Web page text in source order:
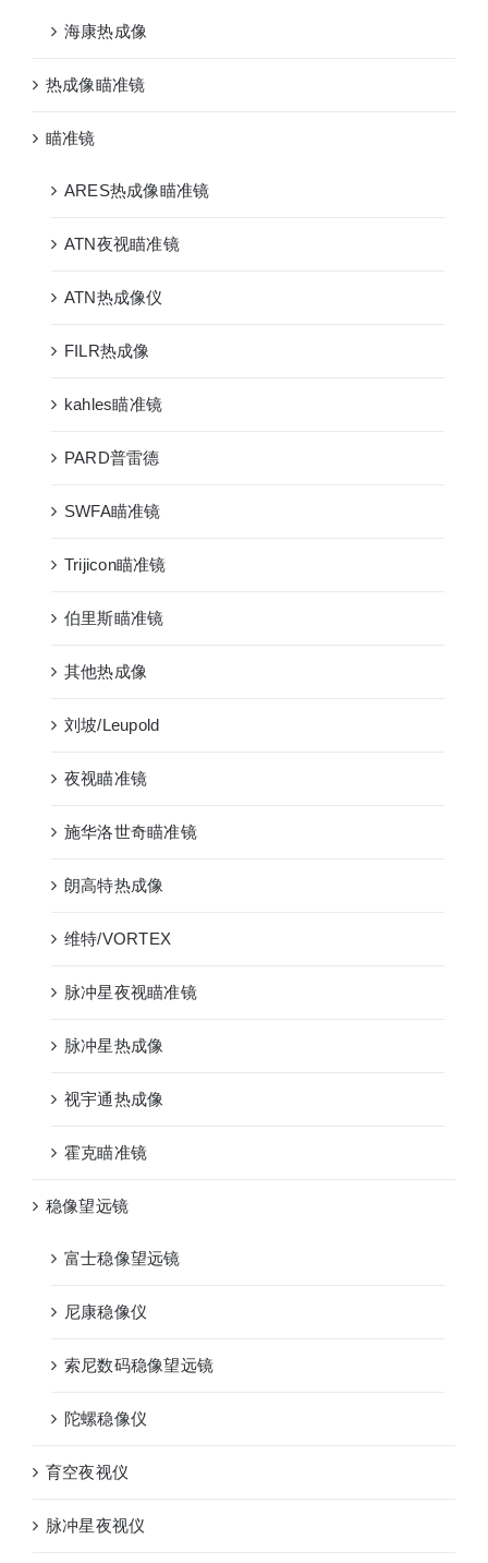
海康热成像
热成像瞄准镜
瞄准镜
ARES热成像瞄准镜
ATN夜视瞄准镜
ATN热成像仪
FILR热成像
kahles瞄准镜
PARD普雷德
SWFA瞄准镜
Trijicon瞄准镜
伯里斯瞄准镜
其他热成像
刘坡/Leupold
夜视瞄准镜
施华洛世奇瞄准镜
朗高特热成像
维特/VORTEX
脉冲星夜视瞄准镜
脉冲星热成像
视宇通热成像
霍克瞄准镜
稳像望远镜
富士稳像望远镜
尼康稳像仪
索尼数码稳像望远镜
陀螺稳像仪
育空夜视仪
脉冲星夜视仪